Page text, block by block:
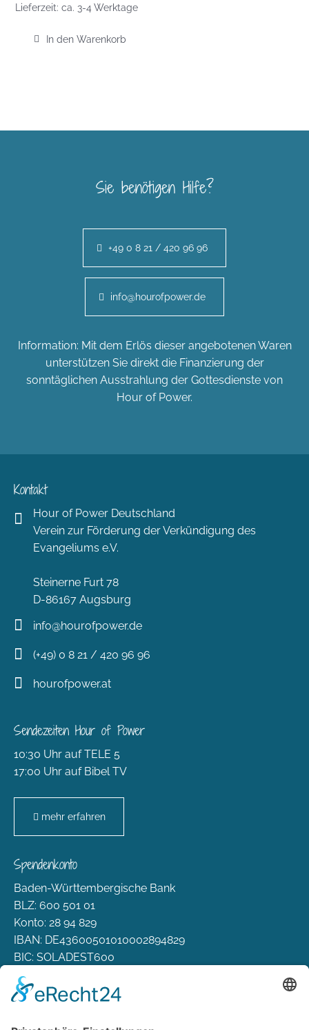
Lieferzeit:ca. 3-4 Werktage
In den Warenkorb
Sie benötigen Hilfe?
+49 0 8 21 / 420 96 96
info@hourofpower.de
Information: Mit dem Erlös dieser angebotenen Waren
unterstützen Sie direkt die Finanzierung der
sonntäglichen Ausstrahlung der Gottesdienste von
Hour of Power.
Kontakt
Hour of Power Deutschland
Verein zur Förderung der Verkündigung des
Evangeliums e.V.
Steinerne Furt 78
D-86167 Augsburg
info@hourofpower.de
(+49) 0 8 21 / 420 96 96
hourofpower.at
Sendezeiten Hour of Power
10:30 Uhr auf TELE 5
17:00 Uhr auf Bibel TV
mehr erfahren
Spendenkonto
Baden-Württembergische Bank
BLZ: 600 501 01
Konto: 28 94 829
IBAN: DE43600501010002894829
BIC: SOLADEST600
Rechtliches